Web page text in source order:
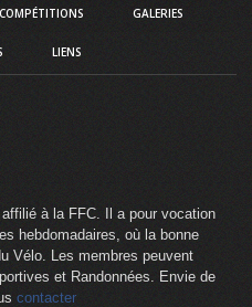
COMPÉTITIONS GALERIES
LIENS
à la FFC. Il a pour vocation
hebdomadaires, où la bonne
Vélo. Les membres peuvent
et Randonnées. Envie de
contacter